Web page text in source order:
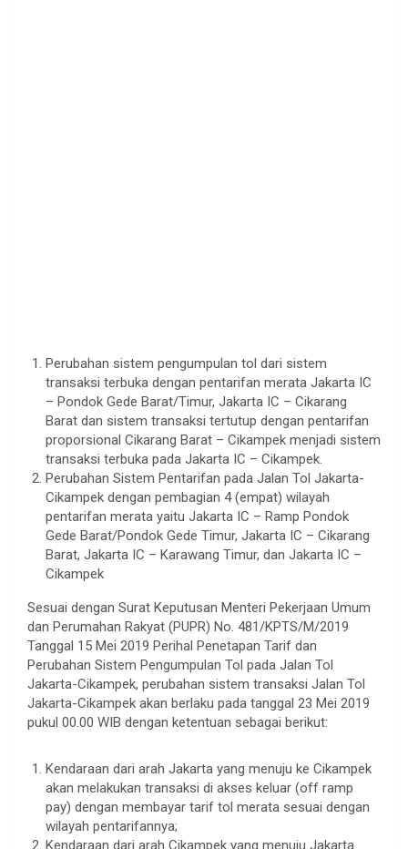
Perubahan sistem pengumpulan tol dari sistem
transaksi terbuka dengan pentarifan merata Jakarta IC
– Pondok Gede Barat/Timur, Jakarta IC – Cikarang
Barat dan sistem transaksi tertutup dengan pentarifan
proporsional Cikarang Barat – Cikampek menjadi sistem
transaksi terbuka pada Jakarta IC – Cikampek.
Perubahan Sistem Pentarifan pada Jalan Tol Jakarta-
Cikampek dengan pembagian 4 (empat) wilayah
pentarifan merata yaitu Jakarta IC – Ramp Pondok
Gede Barat/Pondok Gede Timur, Jakarta IC – Cikarang
Barat, Jakarta IC – Karawang Timur, dan Jakarta IC –
Cikampek
Sesuai dengan Surat Keputusan Menteri Pekerjaan Umum
dan Perumahan Rakyat (PUPR) No. 481/KPTS/M/2019
Tanggal 15 Mei 2019 Perihal Penetapan Tarif dan
Perubahan Sistem Pengumpulan Tol pada Jalan Tol
Jakarta-Cikampek, perubahan sistem transaksi Jalan Tol
Jakarta-Cikampek akan berlaku pada tanggal 23 Mei 2019
pukul 00.00 WIB dengan ketentuan sebagai berikut:
Kendaraan dari arah Jakarta yang menuju ke Cikampek
akan melakukan transaksi di akses keluar (off ramp
pay) dengan membayar tarif tol merata sesuai dengan
wilayah pentarifannya;
Kendaraan dari arah Cikampek yang menuju Jakarta